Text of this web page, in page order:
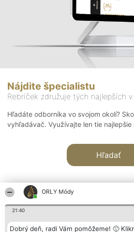
ORLY Módy
21:40
Dobrý deň, radi Vám pomôžeme! 🙂
Nájdite špecialistu
Rebríček združuje tých najlepších
Hľadáte odborníka vo svojom okolí?
vyhľadávač. Využívajte len tie najlepšie
Hľadať
Organizátor hodnotenia Hodnotenie